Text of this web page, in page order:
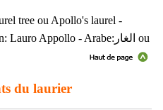
tree ou Apollo's laurel -
Lauro Appollo - Arabe: الغار ou
du laurier